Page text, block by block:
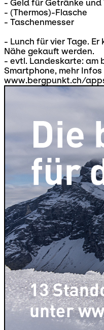
- Geld für Getränke und
- (Thermos)-Flasche
- Taschenmesser
- Lunch für vier Tage.
Nähe gekauft werden.
- evtl. Landeskarte: am
Smartphone, mehr Infos
www.bergpunkt.ch/